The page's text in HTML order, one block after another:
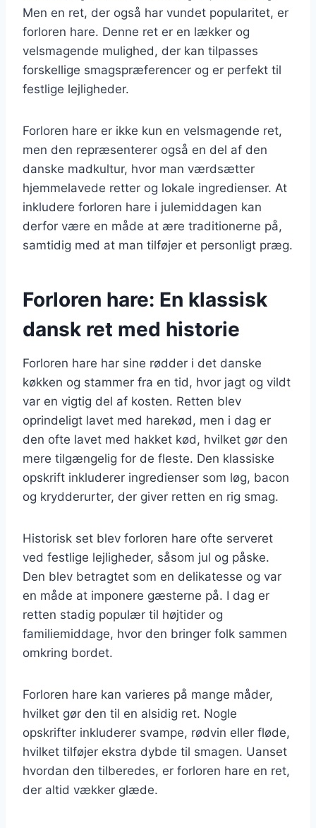
Men en ret, der også har vundet popularitet, er
forloren hare. Denne ret er en lækker og
velsmagende mulighed, der kan tilpasses
forskellige smagspræferencer og er perfekt til
festlige lejligheder.
Forloren hare er ikke kun en velsmagende ret,
men den repræsenterer også en del af den
danske madkultur, hvor man værdsætter
hjemmelavede retter og lokale ingredienser. At
inkludere forloren hare i julemiddagen kan
derfor være en måde at ære traditionerne på,
samtidig med at man tilføjer et personligt præg.
Forloren hare: En klassisk
dansk ret med historie
Forloren hare har sine rødder i det danske
køkken og stammer fra en tid, hvor jagt og vildt
var en vigtig del af kosten. Retten blev
oprindeligt lavet med harekød, men i dag er
den ofte lavet med hakket kød, hvilket gør den
mere tilgængelig for de fleste. Den klassiske
opskrift inkluderer ingredienser som løg, bacon
og krydderurter, der giver retten en rig smag.
Historisk set blev forloren hare ofte serveret
ved festlige lejligheder, såsom jul og påske.
Den blev betragtet som en delikatesse og var
en måde at imponere gæsterne på. I dag er
retten stadig populær til højtider og
familiemiddage, hvor den bringer folk sammen
omkring bordet.
Forloren hare kan varieres på mange måder,
hvilket gør den til en alsidig ret. Nogle
opskrifter inkluderer svampe, rødvin eller fløde,
hvilket tilføjer ekstra dybde til smagen. Uanset
hvordan den tilberedes, er forloren hare en ret,
der altid vækker glæde.